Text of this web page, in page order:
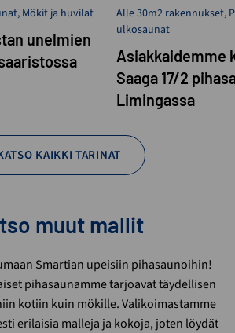
, Mökit ja huvilat
unelmien
Alle 30m2 rakennukset,
ulkosaunat
Asiakkaidemme
Saaga 17/2
Limingassa
KAIKKI TARINAT
muut mallit
Smartian upeisiin pihasaunoihin!
pihasaunamme tarjoavat täydellisen
kotiin kuin mökille. Valikoimastamme
erilaisia malleja ja kokoja, joten löydät